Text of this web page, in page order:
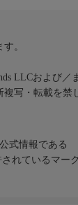
。
LLCおよび
写・転載を禁
式情報である
れているマー